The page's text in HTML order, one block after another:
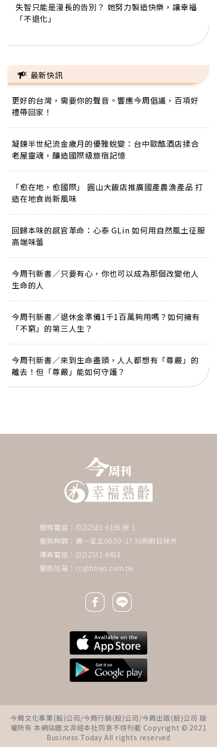
挺好友賈永婕，郁方自爆「親舅
趁母病奪房產」！花200萬才拿
回家產，嘆「切斷情緒勒索」自
失智只能是漫長的告別？ 她努力製造快樂，讓幸福
「不退化」
來自剛果的巧克力神父 為台灣奉獻36年 「台灣是我
的家，我連作夢都講台語！」
63歲卸矽谷副總、搬回台灣找快樂！「蛋黃哥小
丑」走進安養院，逗樂上萬爺奶：退休後才開始真
104歲打破金氏世界紀錄 成為全球最年長羽球選
手，分享長壽的秘密原來是「這個」
事業巔峰他選擇追夢…黑手阿伯拉小提琴還登上小
巨蛋！連CNN都大讚！
最新快訊
更好的台灣，需要你的聲音。響應今周倡議，百項好
禮帶回家！
凝鍊半世紀流金歲月的優雅蛻變：台中歐酷酒店揉合
老屋靈魂，釀造國際級旅宿記憶
「愈在地，愈國際」 圓山大飯店推廣國產農漁產品 打
造在地食尚新風味
回歸本味的感官革命：心泰 GLin 如何用自然風土征服
高端味蕾
今周刊新書／只要有心，你也可以成為那個改變他人
生命的人
今周刊新書／退休金準備1千1百萬夠用嗎？如何擁有
「不窮」的第三人生？
今周刊新書／來到生命盡頭，人人都想有「尊嚴」的
離去！但「尊嚴」能如何守護？
服務電話：(02)2581-6196 按 1
服務時間：週一至五09:00~17:30例假日除外
傳真電話：(02)2531-6438
服務信箱： cc@btnet.com.tw
Facebook icon
Line icon
今周文化事業(股)公司/今周行銷(股)公司/今周出版(股)公司 版
權所有 本網站圖文非經本社同意不得刊載 Copyright © 2021
Business Today All rights reserved